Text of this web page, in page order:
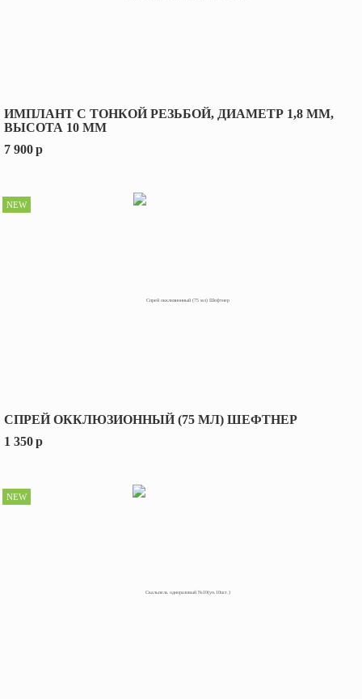
ИМПЛАНТ С ТОНКОЙ РЕЗЬБОЙ, ДИАМЕТР 1,8 ММ,
ВЫСОТА 10 ММ
7 900p
СПРЕЙ ОККЛЮЗИОННЫЙ (75 МЛ) ШЕФТНЕР
1 350p
NEW
NEW